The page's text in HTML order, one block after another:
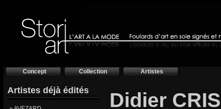
Concept Collection Artistes
Artistes déjà édités Didier